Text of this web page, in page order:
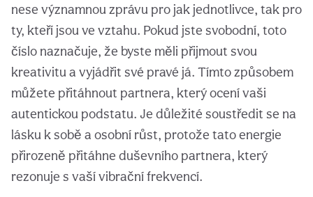
nese významnou zprávu pro jak jednotlivce, tak pro
ty, kteří jsou ve vztahu. Pokud jste svobodní, toto
číslo naznačuje, že byste měli přijmout svou
kreativitu a vyjádřit své pravé já. Tímto způsobem
můžete přitáhnout partnera, který ocení vaši
autentickou podstatu. Je důležité soustředit se na
lásku k sobě a osobní růst, protože tato energie
přirozeně přitáhne duševního partnera, který
rezonuje s vaší vibrační frekvencí.